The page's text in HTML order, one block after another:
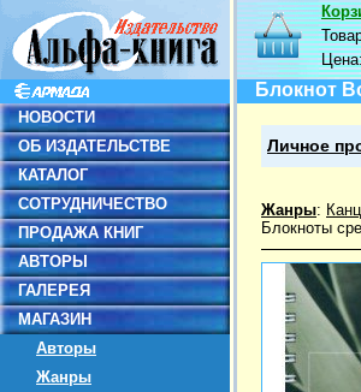
НОВОСТИ
ОБ ИЗДАТЕЛЬСТВЕ
КАТАЛОГ
СОТРУДНИЧЕСТВО
ПРОДАЖА КНИГ
АВТОРЫ
ГАЛЕРЕЯ
МАГАЗИН
Авторы
Жанры
Блокнот
Личное
Жанры:
Блокноты